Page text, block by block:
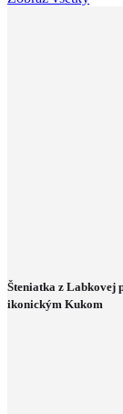
Šteniatka z Labkovej
ikonickým Kukom